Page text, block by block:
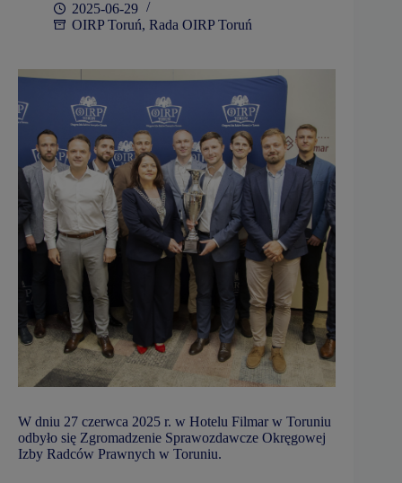
2025-06-29
OIRP Toruń, Rada OIRP Toruń
W dniu 27 czerwca 2025 r. w Hotelu Filmar w Toruniu
odbyło się Zgromadzenie Sprawozdawcze Okręgowej
Izby Radców Prawnych w Toruniu.